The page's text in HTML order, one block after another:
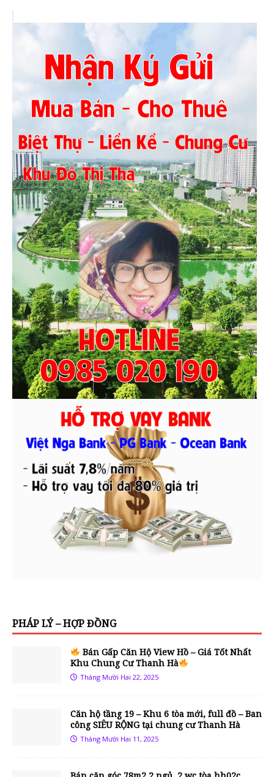
PHÁP LÝ – HỢP ĐỒNG
Bán Gấp Căn Hộ View Hồ – Giá Tốt Nhất
Khu Chung Cư Thanh Hà
Tháng Mười Hai 22, 2025
Căn hộ tầng 19 – Khu 6 tòa mới, full đồ – Ban
công SIÊU RỘNG tại chung cư Thanh Hà
Tháng Mười Hai 11, 2025